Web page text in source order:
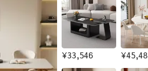
¥33,546